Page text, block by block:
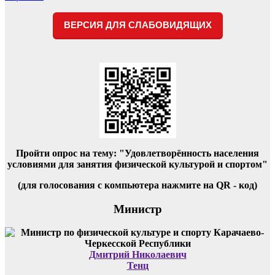
ВЕРСИЯ ДЛЯ СЛАБОВИДЯЩИХ
Пройти опрос на тему: "Удовлетворённость населения
условиями для занятия физической культурой и спортом"
(для голосования с компьютера нажмите на QR - код)
Министр
Дмитрий Николаевич
Тенц